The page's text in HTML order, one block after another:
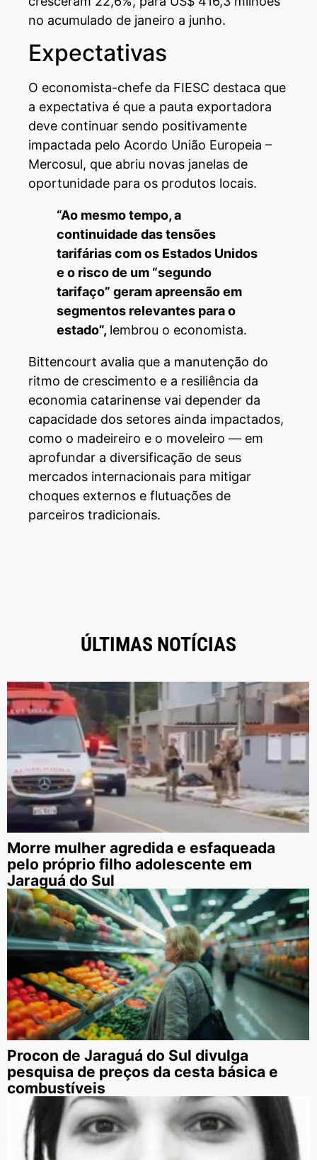
no acumulado de janeiro a junho.
Expectativas
O economista-chefe da FIESC destaca que
a expectativa é que a pauta exportadora
deve continuar sendo positivamente
impactada pelo Acordo União Europeia –
Mercosul, que abriu novas janelas de
oportunidade para os produtos locais.
“Ao mesmo tempo, a
continuidade das tensões
tarifárias com os Estados Unidos
e o risco de um “segundo
tarifaço” geram apreensão em
segmentos relevantes para o
estado”, lembrou o economista.
Bittencourt avalia que a manutenção do
ritmo de crescimento e a resiliência da
economia catarinense vai depender da
capacidade dos setores ainda impactados,
como o madeireiro e o moveleiro — em
aprofundar a diversificação de seus
mercados internacionais para mitigar
choques externos e flutuações de
parceiros tradicionais.
ÚLTIMAS NOTÍCIAS
Morre mulher agredida e esfaqueada
pelo próprio filho adolescente em
Jaraguá do Sul
Procon de Jaraguá do Sul divulga
pesquisa de preços da cesta básica e
combustíveis